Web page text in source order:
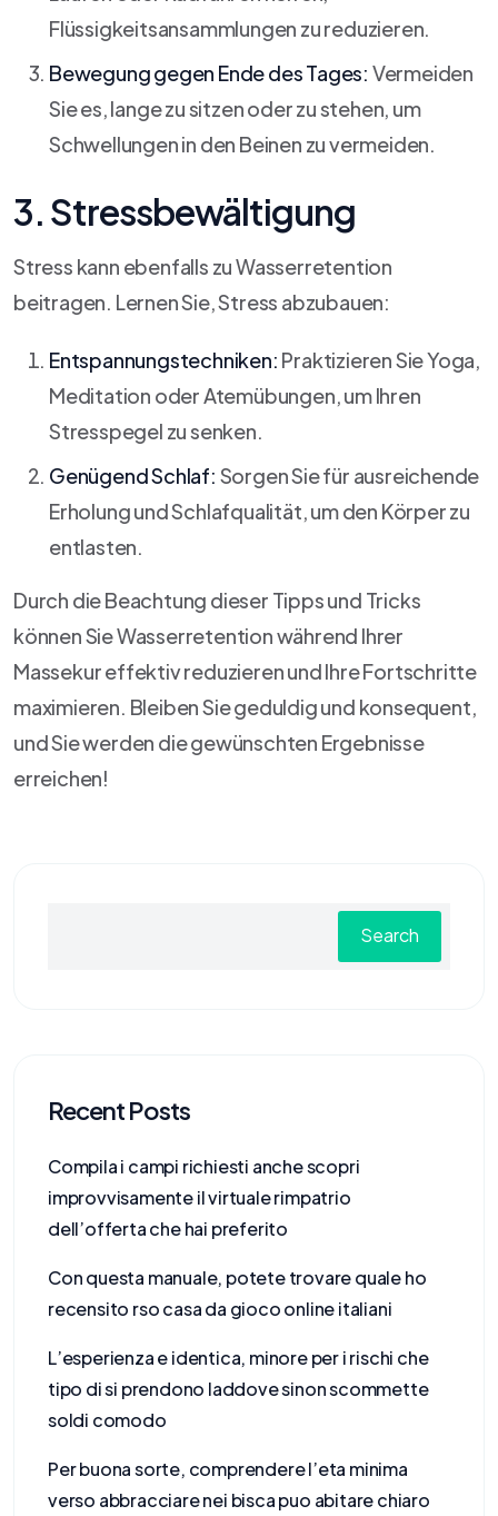
Flüssigkeitsansammlungen zu reduzieren.
Bewegung gegen Ende des Tages: Vermeiden
Sie es, lange zu sitzen oder zu stehen, um
Schwellungen in den Beinen zu vermeiden.
3. Stressbewältigung
Stress kann ebenfalls zu Wasserretention
beitragen. Lernen Sie, Stress abzubauen:
Entspannungstechniken: Praktizieren Sie Yoga,
Meditation oder Atemübungen, um Ihren
Stresspegel zu senken.
Genügend Schlaf: Sorgen Sie für ausreichende
Erholung und Schlafqualität, um den Körper zu
entlasten.
Durch die Beachtung dieser Tipps und Tricks
können Sie Wasserretention während Ihrer
Massekur effektiv reduzieren und Ihre Fortschritte
maximieren. Bleiben Sie geduldig und konsequent,
und Sie werden die gewünschten Ergebnisse
erreichen!
Search
Recent Posts
Compila i campi richiesti anche scopri
improvvisamente il virtuale rimpatrio
dell’offerta che hai preferito
Con questa manuale, potete trovare quale ho
recensito rso casa da gioco online italiani
L’esperienza e identica, minore per i rischi che
tipo di si prendono laddove sinon scommette
soldi comodo
Per buona sorte, comprendere l’eta minima
verso abbracciare nei bisca puo abitare chiaro